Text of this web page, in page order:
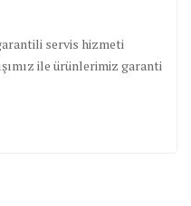
servis hizmeti
ile ürünlerimiz garanti